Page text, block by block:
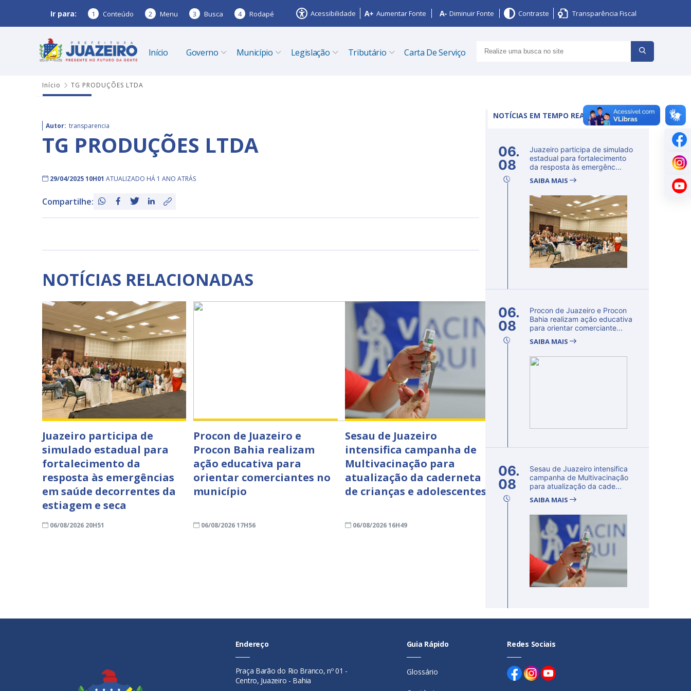
Ir para: 1 Conteúdo 2 Menu 3 Busca 4 Rodapé Acessibilidade Aumentar Fonte Diminuir Fonte Contraste Transparência Fiscal
Início Governo Município Legislação Tributário Carta De Serviço
Início TG PRODUÇÕES LTDA
Autor: transparencia
TG PRODUÇÕES LTDA
29/04/2025 10H01 ATUALIZADO HÁ 1 ANO ATRÁS
Compartilhe:
NOTÍCIAS RELACIONADAS
Juazeiro participa de
simulado estadual para
fortalecimento da
resposta às emergências
em saúde decorrentes da
estiagem e seca
06/08/2026 20H51
Procon de Juazeiro e
Procon Bahia realizam
ação educativa para
orientar comerciantes no
município
06/08/2026 17H56
Sesau de Juazeiro
intensifica campanha de
Multivacinação para
atualização da caderneta
de crianças e adolescentes
06/08/2026 16H49
NOTÍCIAS EM TEMPO REAL
06.
08
Juazeiro participa de simulado
estadual para fortalecimento
da resposta às emergênc...
SAIBA MAIS
06.
08
Procon de Juazeiro e Procon
Bahia realizam ação educativa
para orientar comerciante...
SAIBA MAIS
06.
08
Sesau de Juazeiro intensifica
campanha de Multivacinação
para atualização da cade...
SAIBA MAIS
Endereço
Praça Barão do Rio Branco, nº 01 -
Centro, Juazeiro - Bahia
Guia Rápido
Glossário
Redes Sociais